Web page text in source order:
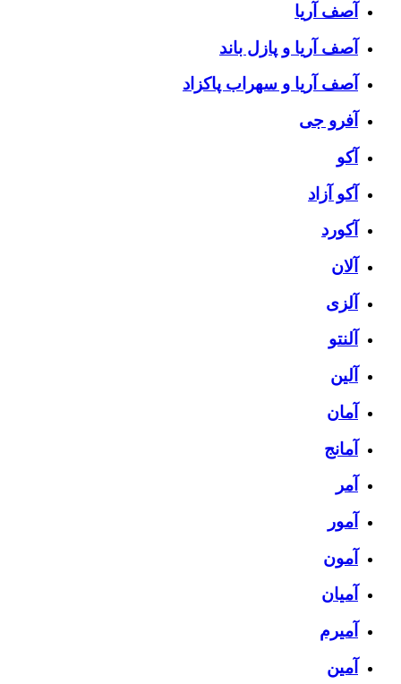
آصف آریا
آصف آریا و پازل باند
آصف آریا و سهراب پاکزاد
آفرو جی
آکو
آکو آزاد
آکورد
آلان
آلزی
آلنتو
آلین
آمان
آمانج
آمر
آمور
آمون
آمیان
آمیرم
آمین